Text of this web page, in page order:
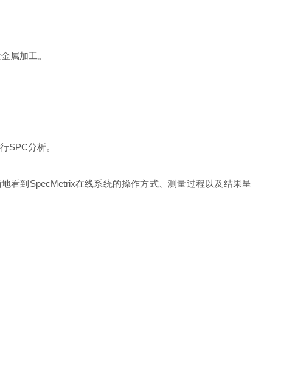
属加工。
SPC分析。
看到SpecMetrix在线系统的操作方式、测量过程以及结果呈